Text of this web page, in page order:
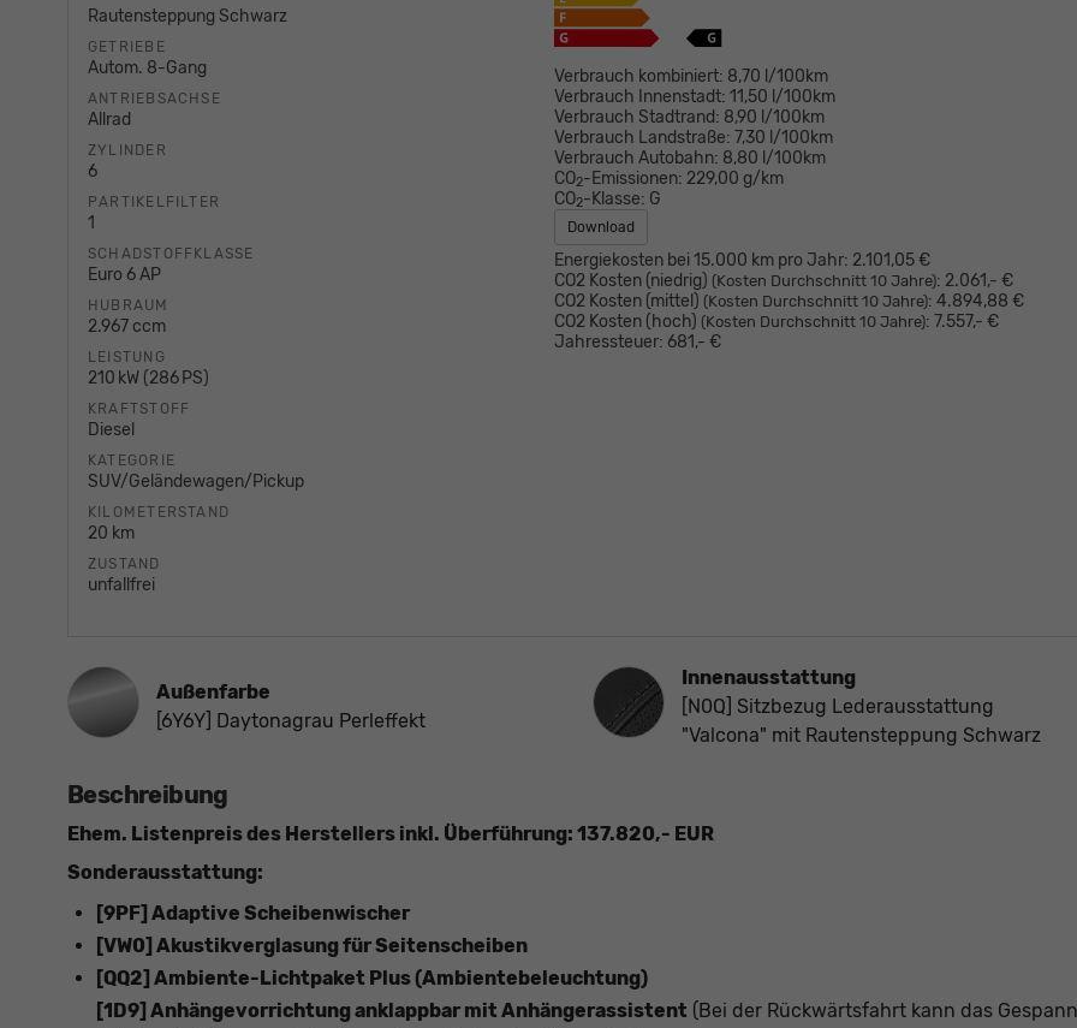
Rautensteppung Schwarz
GETRIEBE
Autom. 8-Gang
ANTRIEBSACHSE
Allrad
ZYLINDER
6
PARTIKELFILTER
1
SCHADSTOFFKLASSE
Euro 6 AP
HUBRAUM
2.967 ccm
LEISTUNG
210 kW (286 PS)
KRAFTSTOFF
Diesel
KATEGORIE
SUV/Geländewagen/Pickup
KILOMETERSTAND
20 km
ZUSTAND
unfallfrei
Verbrauch kombiniert: 8,70 l/100km
Verbrauch Innenstadt: 11,50 l/100km
Verbrauch Stadtrand: 8,90 l/100km
Verbrauch Landstraße: 7,30 l/100km
Verbrauch Autobahn: 8,80 l/100km
CO2-Emissionen: 229,00 g/km
CO2-Klasse: G
Download
Energiekosten bei 15.000 km pro Jahr: 2.101,05 €
CO2 Kosten (niedrig) (Kosten Durchschnitt 10 Jahre): 2.061,- €
CO2 Kosten (mittel) (Kosten Durchschnitt 10 Jahre): 4.894,88 €
CO2 Kosten (hoch) (Kosten Durchschnitt 10 Jahre): 7.557,- €
Jahressteuer: 681,- €
Außenfarbe
[6Y6Y] Daytonagrau Perleffekt
InnenausstattungInnenausstattung
[N0Q] Sitzbezug Lederausstattung
"Valcona" mit Rautensteppung Schwarz
Beschreibung
Ehem. Listenpreis des Herstellers inkl. Überführung: 137.820,- EUR
Sonderausstattung:
[9PF] Adaptive Scheibenwischer
[VW0] Akustikverglasung für Seitenscheiben
[QQ2] Ambiente-Lichtpaket Plus (Ambientebeleuchtung)
[1D9] Anhängevorrichtung anklappbar mit Anhängerassistent (Bei der Rückwärtsfahrt kann das Gespann